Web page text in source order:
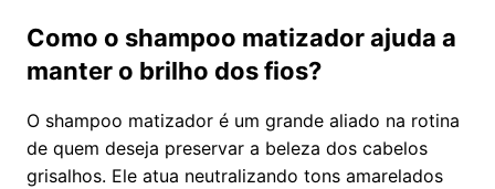
Como o shampoo matizador ajuda a
manter o brilho dos fios?
O shampoo matizador é um grande aliado na rotina
de quem deseja preservar a beleza dos cabelos
grisalhos. Ele atua neutralizando tons amarelados